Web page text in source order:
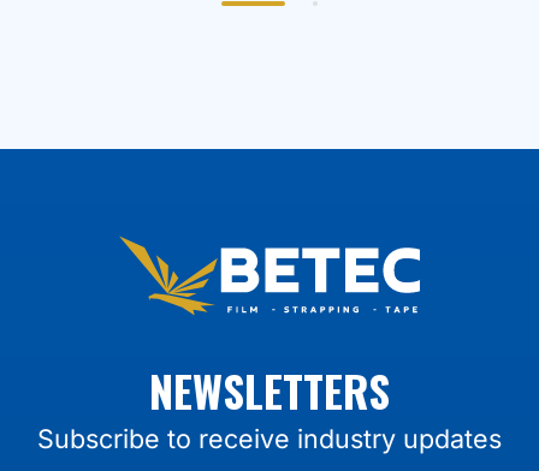
NEWSLETTERS
Subscribe to receive industry updates